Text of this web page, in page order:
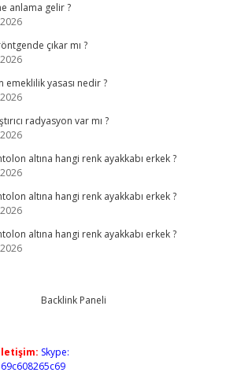
anlama gelir ?
çıkar mı ?
emeklilik yasası nedir ?
radyasyon var mı ?
altına hangi renk ayakkabı erkek ?
altına hangi renk ayakkabı erkek ?
altına hangi renk ayakkabı erkek ?
Skype: